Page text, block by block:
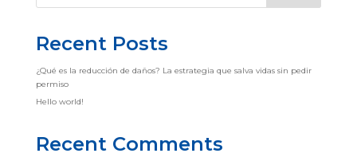
Recent Posts
¿Qué es la reducción de daños? La estrategia que salva vidas sin pedir
permiso
Hello world!
Recent Comments